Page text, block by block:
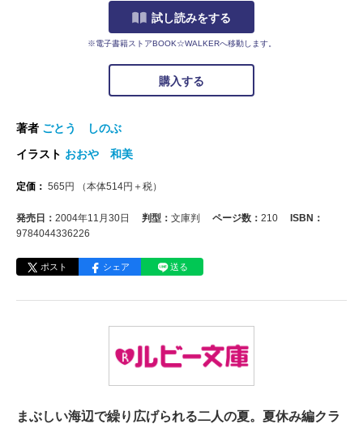
試し読みをする
※電子書籍ストアBOOK☆WALKERへ移動します。
購入する
著者 ごとう しのぶ
イラスト おおや 和美
定価： 565 円 （本体514円＋税）
発売日： 2004年11月30日 判型： 文庫判 ページ数： 210
ISBN：
9784044336226
ポスト シェア 送る
まぶしい海辺で繰り広げられる二人の夏。夏休み編クラ